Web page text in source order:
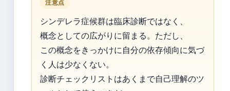
注意点
シンデレラ症候群は臨床診断ではなく、
概念としての広がりに留まる。ただし、
この概念をきっかけに自分の依存傾向に気づ
く人は少なくない。
診断チェックリストはあくまで自己理解のツ